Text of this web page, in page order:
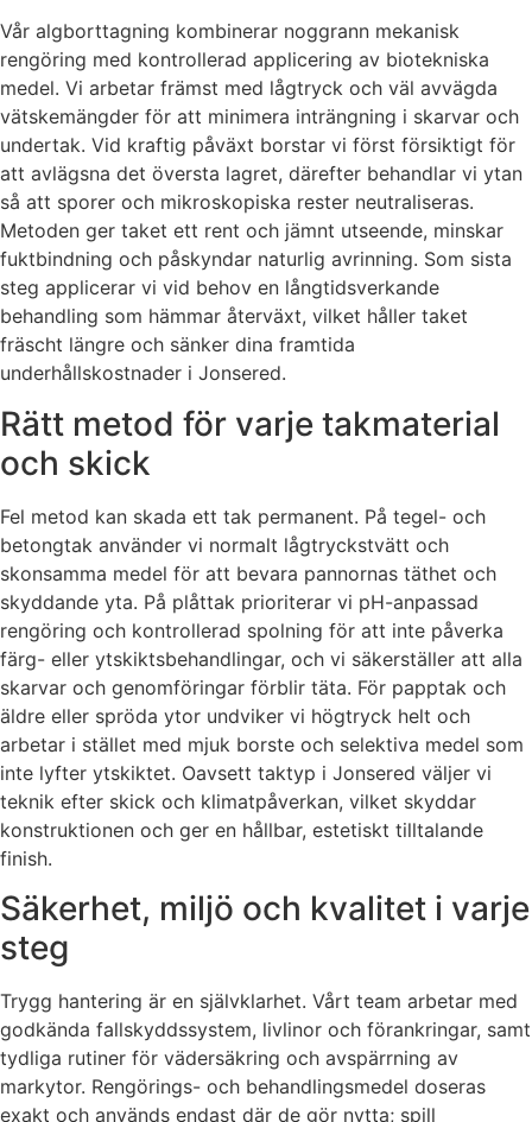
Vår algborttagning kombinerar noggrann mekanisk
rengöring med kontrollerad applicering av biotekniska
medel. Vi arbetar främst med lågtryck och väl avvägda
vätskemängder för att minimera inträngning i skarvar och
undertak. Vid kraftig påväxt borstar vi först försiktigt för
att avlägsna det översta lagret, därefter behandlar vi ytan
så att sporer och mikroskopiska rester neutraliseras.
Metoden ger taket ett rent och jämnt utseende, minskar
fuktbindning och påskyndar naturlig avrinning. Som sista
steg applicerar vi vid behov en långtidsverkande
behandling som hämmar återväxt, vilket håller taket
fräscht längre och sänker dina framtida
underhållskostnader i Jonsered.
Rätt metod för varje takmaterial
och skick
Fel metod kan skada ett tak permanent. På tegel- och
betongtak använder vi normalt lågtryckstvätt och
skonsamma medel för att bevara pannornas täthet och
skyddande yta. På plåttak prioriterar vi pH-anpassad
rengöring och kontrollerad spolning för att inte påverka
färg- eller ytskiktsbehandlingar, och vi säkerställer att alla
skarvar och genomföringar förblir täta. För papptak och
äldre eller spröda ytor undviker vi högtryck helt och
arbetar i stället med mjuk borste och selektiva medel som
inte lyfter ytskiktet. Oavsett taktyp i Jonsered väljer vi
teknik efter skick och klimatpåverkan, vilket skyddar
konstruktionen och ger en hållbar, estetiskt tilltalande
finish.
Säkerhet, miljö och kvalitet i varje
steg
Trygg hantering är en självklarhet. Vårt team arbetar med
godkända fallskyddssystem, livlinor och förankringar, samt
tydliga rutiner för vädersäkring och avspärrning av
markytor. Rengörings- och behandlingsmedel doseras
exakt och används endast där de gör nytta; spill